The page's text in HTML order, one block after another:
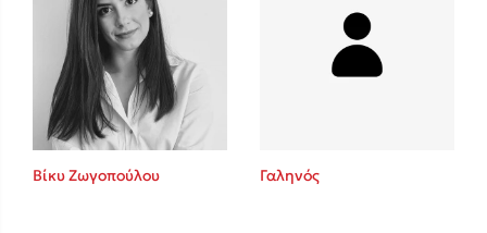
Δημοφιλείς Συγγραφείς
Φυστίκι ΠουΚυλάει
Παύλος Καστανάς
El Sombrero
Στέφανος Ξενάκης
Sebastian Fitzek
Βίκυ Ζωγοπούλου Γαληνός